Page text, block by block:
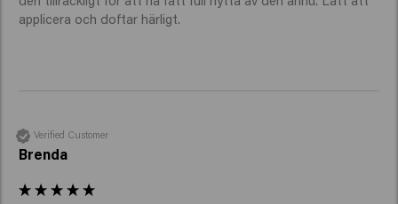
applicera och doftar härligt.
Verified Customer
Brenda